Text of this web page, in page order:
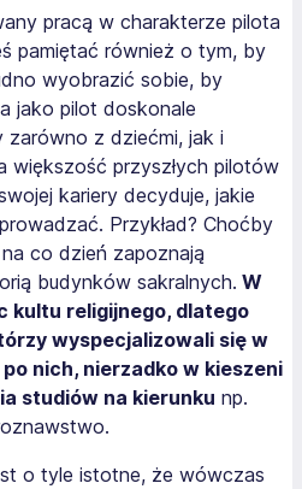
pracą w charakterze pilota
pamiętać również o tym, by
wyobrazić sobie, by
jako pilot doskonale
zarówno z dziećmi, jak i
większość przyszłych pilotów
kariery decyduje, jakie
Przykład? Choćby
co dzień zapoznają
budynków sakralnych. W
kultu religijnego, dlatego
wyspecjalizowali się w
nich, nierzadko w kieszeni
studiów na kierunku np.
o tyle istotne, że wówczas